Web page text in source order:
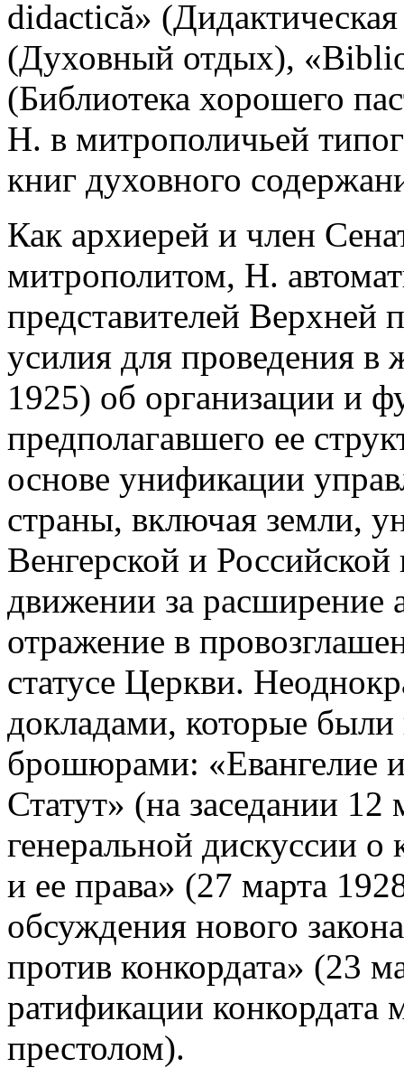
didactică»
(Духовный отдых),
(Библиотека хорошего
Н. в митрополичьей
книг духовного
Как архиерей и член
митрополитом, Н.
представителей Верхней
усилия для проведения в
1925) об организации и
предполагавшего ее
основе унификации
страны, включая земли,
Венгерской и
движении за
отражение в
статусе Церкви.
докладами, которые
брошюрами: «Евангелие
Статут» (на заседании
генеральной дискуссии
и ее права» (27 марта
обсуждения нового
против конкордата» (23
ратификации
престолом).